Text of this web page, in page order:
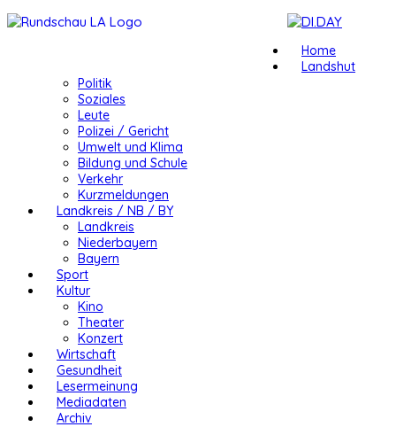
Home
Landshut
Politik
Soziales
Leute
Polizei / Gericht
Umwelt und Klima
Bildung und Schule
Verkehr
Kurzmeldungen
Landkreis / NB / BY
Landkreis
Niederbayern
Bayern
Sport
Kultur
Kino
Theater
Konzert
Wirtschaft
Gesundheit
Lesermeinung
Mediadaten
Archiv